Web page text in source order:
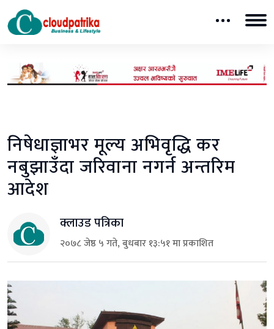
निषेधाज्ञाभर मूल्य अभिवृद्धि कर
नबुझाउँदा जरिवाना नगर्न अन्तरिम
आदेश
क्लाउड पत्रिका
२०७८ जेष्ठ ५ गते, बुधबार १३:५१ मा प्रकाशित